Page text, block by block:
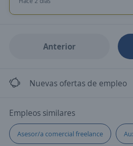
Anterior
Nuevas ofertas de empleo
Empleos similares
Asesor/a comercial freelance